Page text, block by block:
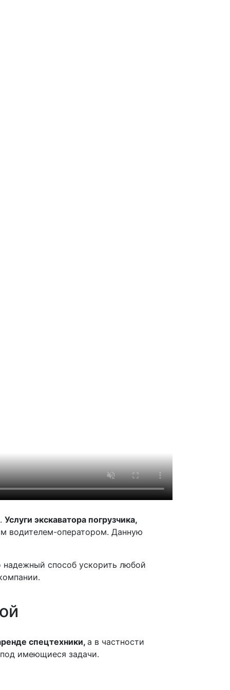
Услуги экскаватора погрузчика,
водителем-оператором. Данную
надежный способ ускорить любой
спецтехники, а в частности
под имеющиеся задачи.